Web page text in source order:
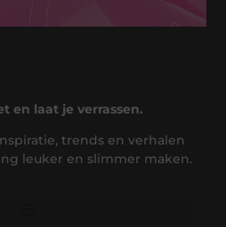
en laat je verrassen.
trends en verhalen
leuker en slimmer maken.